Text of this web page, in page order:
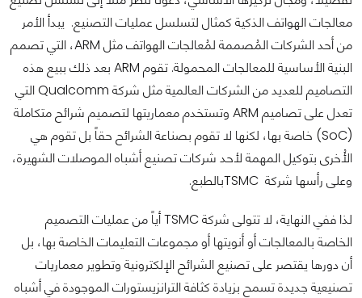
معالجات الهواتف الذكية كمثال لتسلسل عمليات التصنيع. يبدأ الأمر
من أحد الشركات المُصممة لمُعالجات الهواتف مثل ARM، التي تصمم
البنية الأساسية للمعالجات المحمولة. تقوم ARM بعد ذلك ببيع هذه
التصاميم للعديد من الشركات العالمية مثل شركة Qualcomm التي
تعدل على تصاميم ARM وتستخدم معماريتها لتصميم شرائح متكاملة
(SoC) خاصة بها، لكنها لا تقوم بصناعة الشرائح حقاً بل تقوم هي
الأُخرى بتوكيل المهمة لأحد شركات تصنيع أشباه الموصلات الشهيرة،
وعلى رأسها شركة TSMCبالطبع.
لذا ففي النهاية، لا تتولى شركة TSMC أياً من عمليات التصميم
الخاصة بالمعالجات أو أنويتها أو مجموعات التعليمات الخاصة بها، بل
أن دورها يقتصر على تصنيع الشرائح الإلكترونية وتطوير معماريات
تصنيعية جديدة تسمح بزيادة كثافة الترانزيستورات الموجودة في أشباه